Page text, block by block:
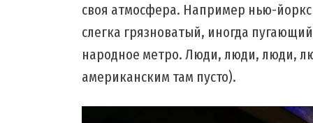
своя атмосфера. Например нью-
слегка грязноватый, иногда
народное метро. Люди, люди, люди,
американским там пусто).